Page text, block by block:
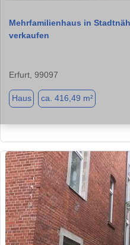
Mehrfamilienhaus in
verkaufen
Erfurt, 99097
Haus ca. 416,49 m²